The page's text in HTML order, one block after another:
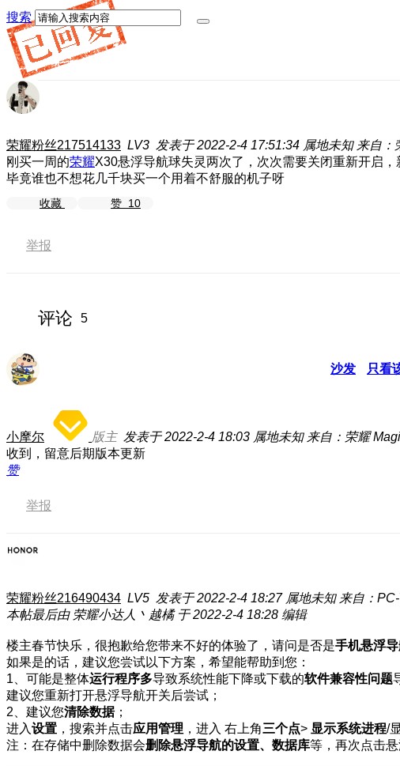
搜索
荣耀粉丝217514133 LV3 发表于 2022-2-4 17:51:34 属地未知 来自：
刚买一周的荣耀X30悬浮导航球失灵两次了，次次需要关闭重新开启
毕竟谁也不想花几千块买一个用着不舒服的机子呀
收藏 赞 10
举报
评论 5
沙发 只看
小摩尔 版主 发表于 2022-2-4 18:03 属地未知 来自：荣耀
收到，留意后期版本更新
赞
举报
荣耀粉丝216490434 LV5 发表于 2022-2-4 18:27 属地未知 来自：
本帖最后由 荣耀小达人丶越橘 于 2022-2-4 18:28 编辑
楼主春节快乐，很抱歉给您带来不好的体验了，请问是否是手机悬浮
如果是的话，建议您尝试以下方案，希望能帮助到您：
1、可能是整体运行程序多导致系统性能下降或下载的软件兼容性问题
建议您重新打开悬浮导航开关后尝试；
2、建议您清除数据；
进入设置 ，搜索并点击应用管理 ，进入 右上角三个点> 显示系统进程/
注：在存储中删除数据会删除悬浮导航的设置、数据库等，再次点击悬